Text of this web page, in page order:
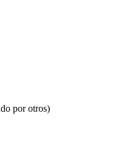
por otros)